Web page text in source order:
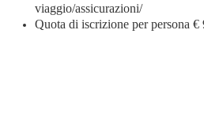
viaggio/assicurazioni/
Quota di iscrizione per persona €